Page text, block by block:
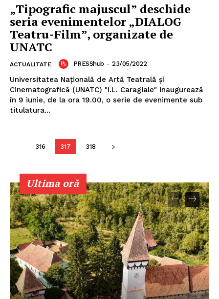
„Tipografic majuscul” deschide
seria evenimentelor „DIALOG
Teatru-Film”, organizate de
UNATC
ACTUALITATE PRESShub - 23/05/2022
Universitatea Națională de Artă Teatrală și
Cinematografică (UNATC) "I.L. Caragiale" inaugurează
în 9 iunie, de la ora 19.00, o serie de evenimente sub
titulatura...
316 317 318
Ultima oră